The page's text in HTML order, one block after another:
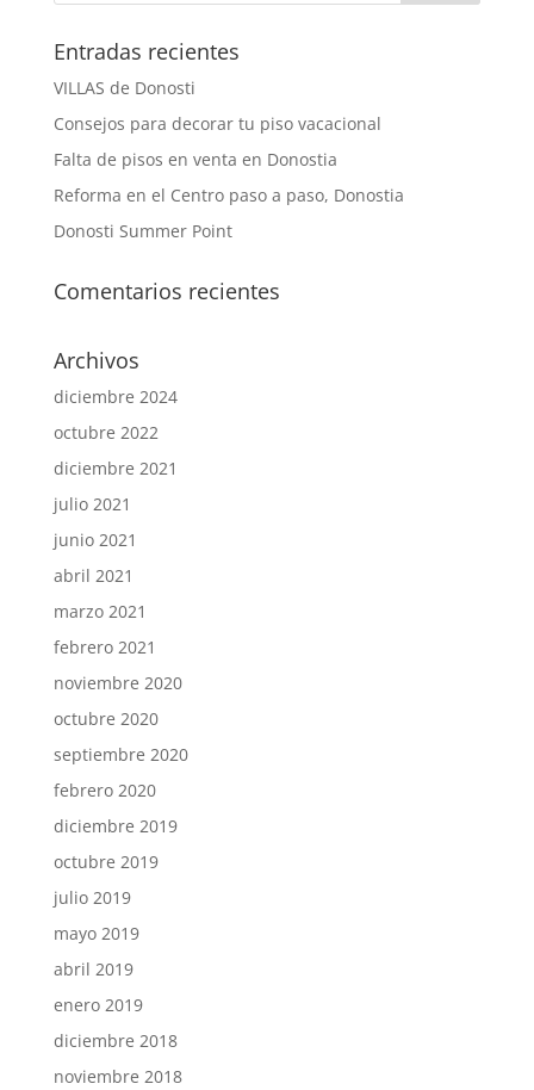
Entradas recientes
VILLAS de Donosti
Consejos para decorar tu piso vacacional
Falta de pisos en venta en Donostia
Reforma en el Centro paso a paso, Donostia
Donosti Summer Point
Comentarios recientes
Archivos
diciembre 2024
octubre 2022
diciembre 2021
julio 2021
junio 2021
abril 2021
marzo 2021
febrero 2021
noviembre 2020
octubre 2020
septiembre 2020
febrero 2020
diciembre 2019
octubre 2019
julio 2019
mayo 2019
abril 2019
enero 2019
diciembre 2018
noviembre 2018